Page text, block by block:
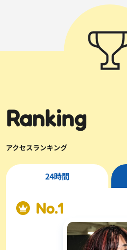
Ranking
アクセスランキング
24時間